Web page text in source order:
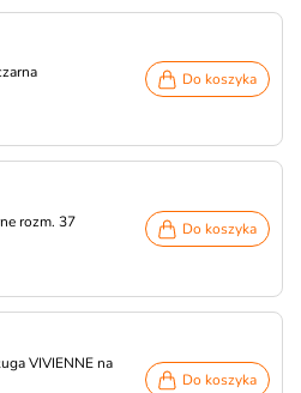
Do koszyka
rozm. 37 Do koszyka
VIVIENNE na
Do koszyka